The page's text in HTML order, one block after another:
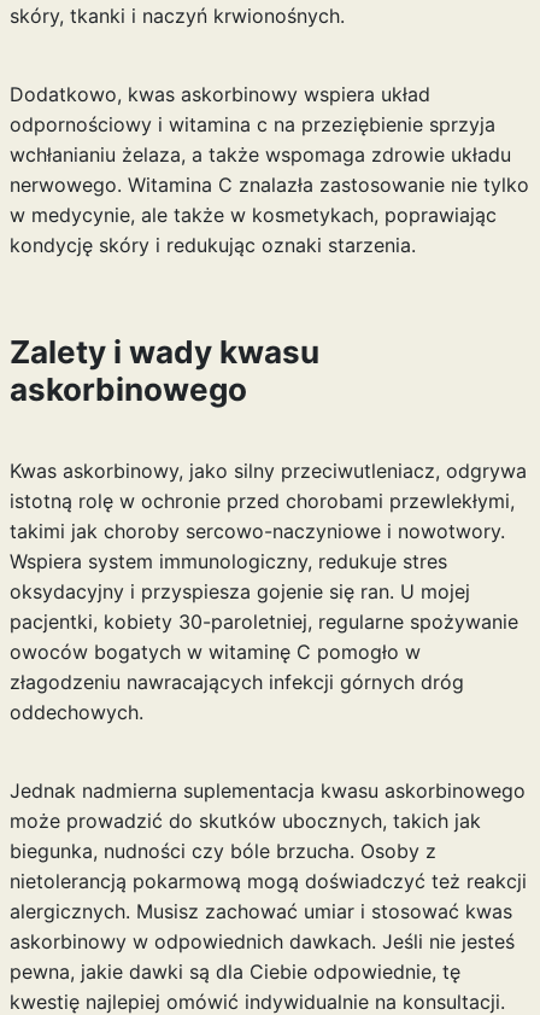
skóry, tkanki i naczyń krwionośnych.
Dodatkowo, kwas askorbinowy wspiera układ
odpornościowy i witamina c na przeziębieniesprzyja
wchłanianiu żelaza, a także wspomaga zdrowie układu
nerwowego. Witamina C znalazła zastosowanie nie tylko
w medycynie, ale także w kosmetykach, poprawiając
kondycję skóry i redukując oznaki starzenia.
Zalety i wady kwasu
askorbinowego
Kwas askorbinowy, jako silny przeciwutleniacz, odgrywa
istotną rolę w ochronie przed chorobami przewlekłymi,
takimi jak choroby sercowo-naczyniowe i nowotwory.
Wspiera system immunologiczny, redukuje stres
oksydacyjny i przyspiesza gojenie się ran. U mojej
pacjentki, kobiety 30-paroletniej, regularne spożywanie
owoców bogatych w witaminę C pomogło w
złagodzeniu nawracających infekcji górnych dróg
oddechowych.
Jednak nadmierna suplementacja kwasu askorbinowego
może prowadzić do skutków ubocznych, takich jak
biegunka, nudności czy bóle brzucha. Osoby z
nietolerancją pokarmową mogą doświadczyć też reakcji
alergicznych. Musisz zachować umiar i stosować kwas
askorbinowy w odpowiednich dawkach. Jeśli nie jesteś
pewna, jakie dawki są dla Ciebie odpowiednie, tę
kwestię najlepiej omówić indywidualnie na konsultacji.